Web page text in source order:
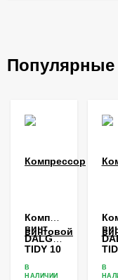
Компрессор
винтовой
DALGAKIRAN
TIDY 10
В
НАЛИЧИИ
В